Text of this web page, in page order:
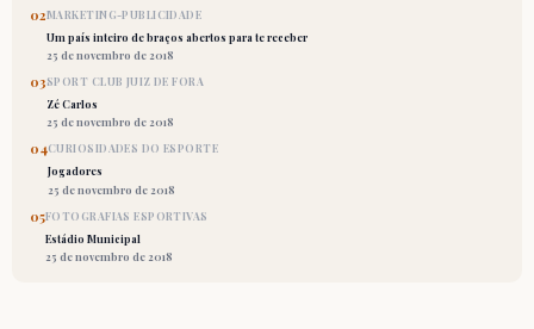
02MARKETING-PUBLICIDADE
Um país inteiro de braços abertos para te receber
25 de novembro de 2018
03SPORT CLUB JUIZ DE FORA
Zé Carlos
25 de novembro de 2018
04CURIOSIDADES DO ESPORTE
Jogadores
25 de novembro de 2018
05FOTOGRAFIAS ESPORTIVAS
Estádio Municipal
25 de novembro de 2018